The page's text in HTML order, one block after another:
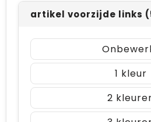
artikel voorzijde links
1
2